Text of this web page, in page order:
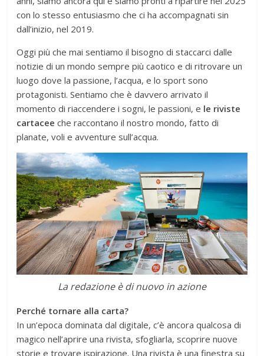
con lo stesso entusiasmo che ci ha accompagnati sin
dall’inizio, nel 2019.
Oggi più che mai sentiamo il bisogno di staccarci dalle
notizie di un mondo sempre più caotico e di ritrovare un
luogo dove la passione, l’acqua, e lo sport sono
protagonisti. Sentiamo che è davvero arrivato il
momento di riaccendere i sogni, le passioni, e le riviste
cartacee che raccontano il nostro mondo, fatto di
planate, voli e avventure sull’acqua.
La redazione è di nuovo in azione
Perché tornare alla carta?
In un’epoca dominata dal digitale, c’è ancora qualcosa di
magico nell’aprire una rivista, sfogliarla, scoprire nuove
storie e trovare ispirazione. Una rivista è una finestra su